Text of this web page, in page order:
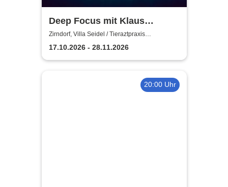
Deep Focus mit Klaus
Schuster
Zirndorf, Villa Seidel / Tieraztpraxis
Stocksmeier
17.10.2026 - 28.11.2026
20:00 Uhr